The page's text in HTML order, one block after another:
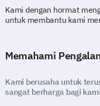
Kami dengan hormat
untuk membantu kami
Memahami
Kami berusaha untuk
sangat berharga bagi